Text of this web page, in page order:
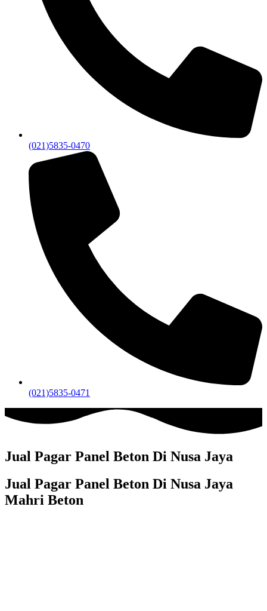
(021)5835-0470
(021)5835-0471
Jual Pagar Panel Beton Di Nusa Jaya
Jual Pagar Panel Beton Di Nusa Jaya
Mahri Beton